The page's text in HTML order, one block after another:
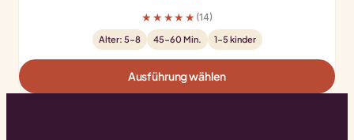
★★★★★ (14)
Alter: 5-8 45-60 Min. 1-5 kinder
Ausführung wählen